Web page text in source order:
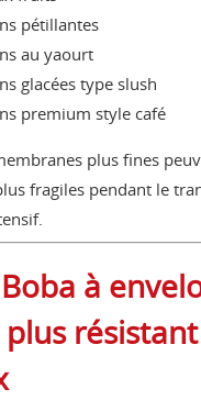
pétillantes
au yaourt
glacées type slush
premium style café
plus fines
fragiles pendant le
à
plus